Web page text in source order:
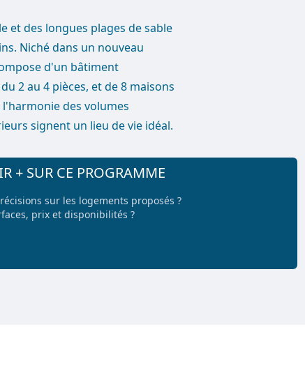
et des longues plages de sable
Niché dans un nouveau
d'un bâtiment
2 au 4 pièces, et de 8 maisons
l'harmonie des volumes
signent un lieu de vie idéal.
+ SUR CE PROGRAMME
sur les logements proposés ?
prix et disponibilités ?